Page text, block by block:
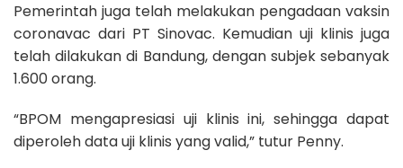
Pemerintah juga telah melakukan pengadaan vaksin
coronavac dari PT Sinovac. Kemudian uji klinis juga
telah dilakukan di Bandung, dengan subjek sebanyak
1.600 orang.
“BPOM mengapresiasi uji klinis ini, sehingga dapat
diperoleh data uji klinis yang valid,” tutur Penny.